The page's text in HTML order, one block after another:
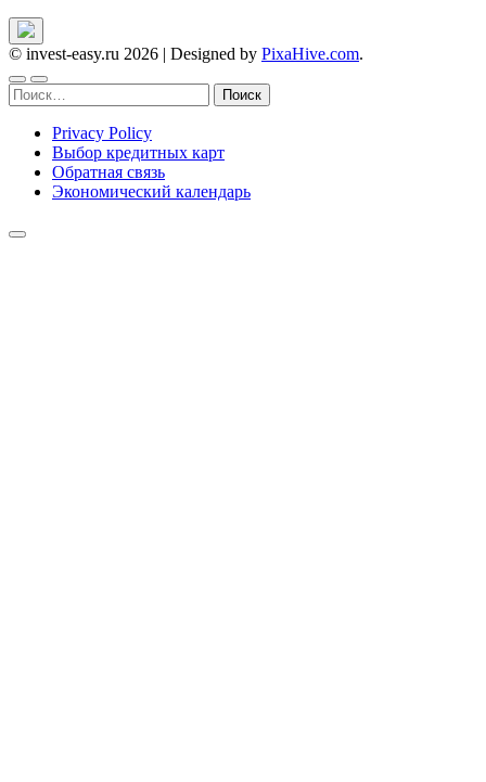
© invest-easy.ru 2026 | Designed by PixaHive.com.
Найти:
Privacy Policy
Выбор кредитных карт
Обратная связь
Экономический календарь